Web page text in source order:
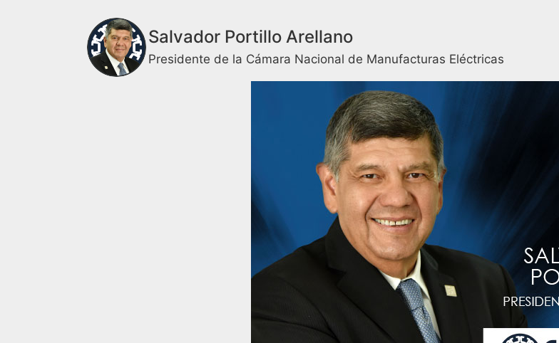
Salvador Portillo Arellano
Presidente de la Cámara Nacional de Manufacturas Eléctricas